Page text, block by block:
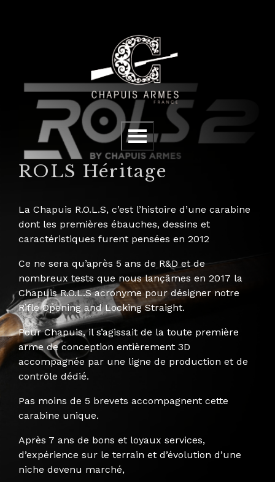
Menu
ROLS Héritage
La Chapuis R.O.L.S, c’est l’histoire d’une carabine
dont les premières ébauches, dessins et
caractéristiques furent pensées en 2012
Ce ne sera qu’après 5 ans de R&D et de
nombreux tests que nous lançâmes en 2017 la
Chapuis R.O.L.S acronyme pour désigner notre
Rifle Opening and Locking Straight.
Pour Chapuis, il s’agissait de la toute première
arme de conception entièrement 3D
accompagnée par une ligne de production et de
contrôle dédié.
Pas moins de 5 brevets accompagnent cette
carabine unique.
Après 7 ans de bons et loyaux services,
d’expérience sur le terrain et d’évolution d’une
niche devenu marché,